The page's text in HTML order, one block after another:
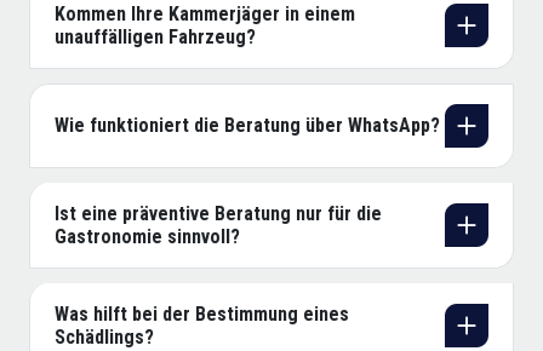
Kommen Ihre Kammerjäger in einem
unauffälligen Fahrzeug?
Wie funktioniert die Beratung über WhatsApp?
Ist eine präventive Beratung nur für die
Gastronomie sinnvoll?
Was hilft bei der Bestimmung eines
Schädlings?